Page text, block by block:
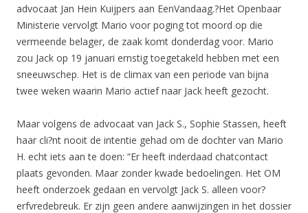
advocaat Jan Hein Kuijpers aan EenVandaag.?Het Openbaar
Ministerie vervolgt Mario voor poging tot moord op die
vermeende belager, de zaak komt donderdag voor. Mario
zou Jack op 19 januari ernstig toegetakeld hebben met een
sneeuwschep. Het is de climax van een periode van bijna
twee weken waarin Mario actief naar Jack heeft gezocht.
Maar volgens de advocaat van Jack S., Sophie Stassen, heeft
haar cli?nt nooit de intentie gehad om de dochter van Mario
H. echt iets aan te doen: “Er heeft inderdaad chatcontact
plaats gevonden. Maar zonder kwade bedoelingen. Het OM
heeft onderzoek gedaan en vervolgt Jack S. alleen voor?
erfvredebreuk. Er zijn geen andere aanwijzingen in het dossier